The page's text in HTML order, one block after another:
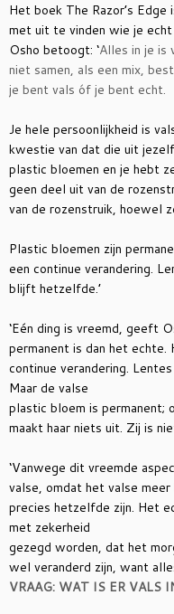
Het boek The Razor’s Edge
met uit te vinden wie je
Osho betoogt: ‘Alles in je is
niet samen, als een mix,
je bent vals óf je bent echt.
Je hele persoonlijkheid is
kwestie van dat die uit
plastic bloemen en je hebt
geen deel uit van de
van de rozenstruik, hoewel
Plastic bloemen zijn
een continue verandering.
blijft hetzelfde.’
‘Eén ding is vreemd, geeft
permanent is dan het echte.
continue verandering.
Maar de valse
plastic bloem is
maakt haar niets uit. Zij is
‘Vanwege dit vreemde
valse, omdat het valse
precies hetzelfde zijn. Het
met zekerheid
gezegd worden, dat het
wel veranderd zijn, want
VRAAG: WAT IS ER VALS